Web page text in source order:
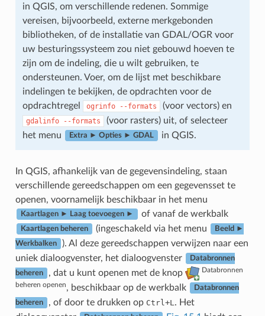
in QGIS, om verschillende redenen. Sommige
vereisen, bijvoorbeeld, externe merkgebonden
bibliotheken, of de installatie van GDAL/OGR voor
uw besturingssysteem zou niet gebouwd hoeven te
zijn om de indeling, die u wilt gebruiken, te
ondersteunen. Voer, om de lijst met beschikbare
indelingen te bekijken, de opdrachten voor de
opdrachtregel
ogrinfo --formats (voor vectors) en
gdalinfo --formats
(voor rasters) uit, of selecteer
het menu
Extra ► Opties ► GDAL in QGIS.
In QGIS, afhankelijk van de gegevensindeling, staan
verschillende gereedschappen om een gegevensset te
openen, voornamelijk beschikbaar in het menu
Kaartlagen ► Laag toevoegen ► of vanaf de werkbalk
Kaartlagen beheren (ingeschakeld via het menu Beeld ►
Werkbalken
). Al deze gereedschappen verwijzen naar een
uniek dialoogvenster, het dialoogvenster
Databronnen
beheren , dat u kunt openen met de knop Databronnen
beheren openen, beschikbaar op de werkbalk Databronnen
beheren , of door te drukken op Ctrl +L . Het